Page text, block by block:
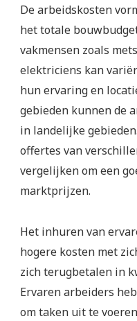
De arbeidskosten
het totale
vakmensen zoals
elektriciens kan
hun ervaring en
gebieden kunnen de
in landelijke
offertes van
vergelijken om een
marktprijzen.
Het inhuren van
hogere kosten met
zich terugbetalen in
Ervaren arbeiders
om taken uit te